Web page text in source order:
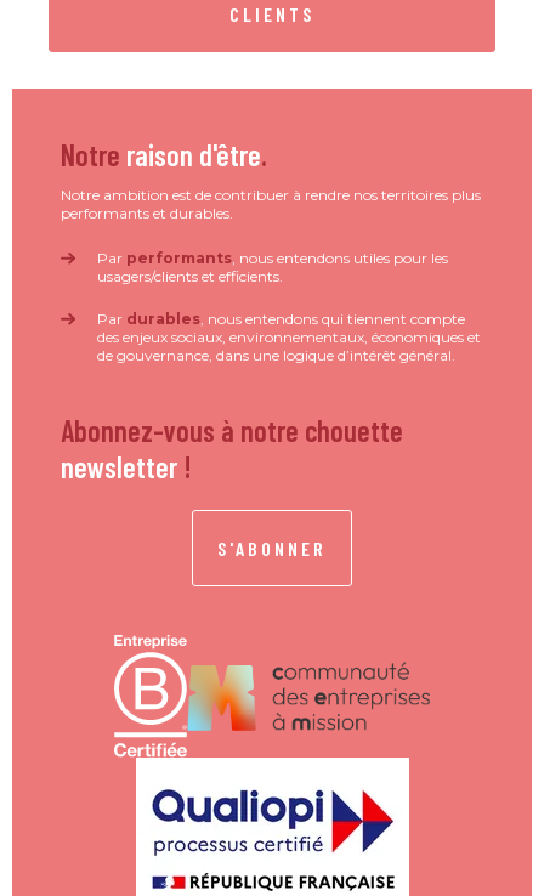
CLIENTS
Notre raison d'être.
Notre ambition est de contribuer à rendre nos territoires plus
performants et durables.
Par performants, nous entendons utiles pour les
usagers/clients et efficients.
Par durables, nous entendons qui tiennent compte
des enjeux sociaux, environnementaux, économiques et
de gouvernance, dans une logique d’intérêt général.
Abonnez-vous à notre chouette
newsletter !
S'ABONNER